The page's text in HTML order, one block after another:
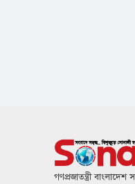
গণপ্রজাতন্ত্রী